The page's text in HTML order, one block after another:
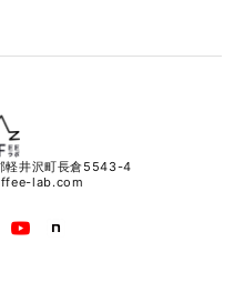
軽井沢町長倉5543-4
lab.com